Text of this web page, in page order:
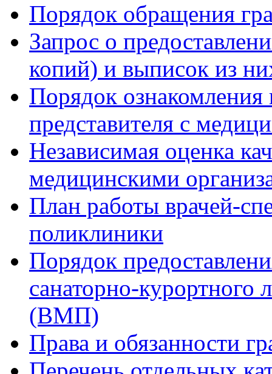
Порядок обращения
Запрос о
копий) и выписок из
Порядок ознакомления
представителя с
Независимая оценка
медицинскими
План работы врачей-
поликлиники
Порядок
санаторно-
(ВМП)
Права и обязанности